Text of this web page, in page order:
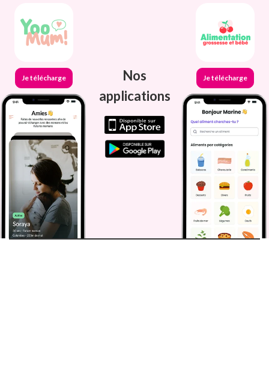
Je télécharge
Nos
applications
Je télécharge